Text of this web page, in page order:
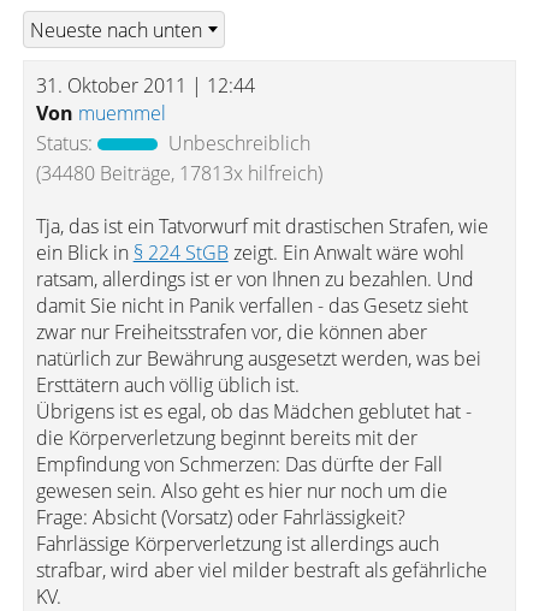
31. Oktober 2011 | 12:44
Von muemmel
Status:
Unbeschreiblich
(34480 Beiträge, 17813x hilfreich)
Tja, das ist ein Tatvorwurf mit drastischen Strafen, wie
ein Blick in § 224 StGBzeigt. Ein Anwalt wäre wohl
ratsam, allerdings ist er von Ihnen zu bezahlen. Und
damit Sie nicht in Panik verfallen - das Gesetz sieht
zwar nur Freiheitsstrafen vor, die können aber
natürlich zur Bewährung ausgesetzt werden, was bei
Ersttätern auch völlig üblich ist.
Übrigens ist es egal, ob das Mädchen geblutet hat -
die Körperverletzung beginnt bereits mit der
Empfindung von Schmerzen: Das dürfte der Fall
gewesen sein. Also geht es hier nur noch um die
Frage: Absicht (Vorsatz) oder Fahrlässigkeit?
Fahrlässige Körperverletzung ist allerdings auch
strafbar, wird aber viel milder bestraft als gefährliche
KV.